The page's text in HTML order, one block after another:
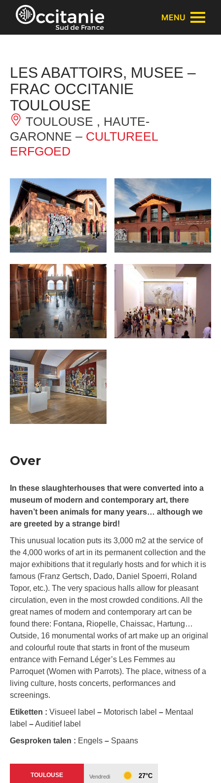
Cookies beheer paneel
MENU
LES ABATTOIRS, MUSEE –
FRAC OCCITANIE
TOULOUSE
TOULOUSE , HAUTE-
GARONNE – CULTUREEL
ERFGOED
Over
In these slaughterhouses that were converted into a
museum of modern and contemporary art, there
haven’t been animals for many years… although we
are greeted by a strange bird!
This unusual location puts its 3,000 m2 at the service of
the 4,000 works of art in its permanent collection and the
major exhibitions that it regularly hosts and for which it is
famous (Franz Gertsch, Dado, Daniel Spoerri, Roland
Topor, etc.). The very spacious halls allow for pleasant
circulation, even in the most crowded conditions. All the
great names of modern and contemporary art can be
found there: Fontana, Riopelle, Chaissac, Hartung…
Outside, 16 monumental works of art make up an original
and colourful route that starts in front of the museum
entrance with Fernand Léger’s Les Femmes au
Parroquet (Women with Parrots). The place, witness of a
living culture, hosts concerts, performances and
screenings.
Etiketten : Visueel label – Motorisch label – Mentaal
label –Auditief label
Gesproken talen : Engels – Spaans